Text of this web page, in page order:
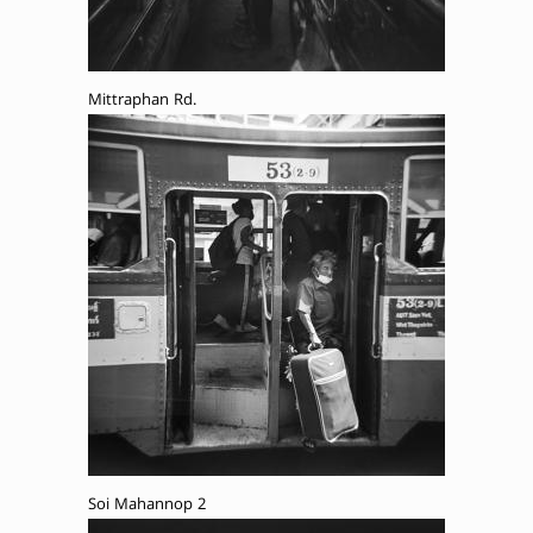
Mittraphan Rd.
Soi Mahannop 2